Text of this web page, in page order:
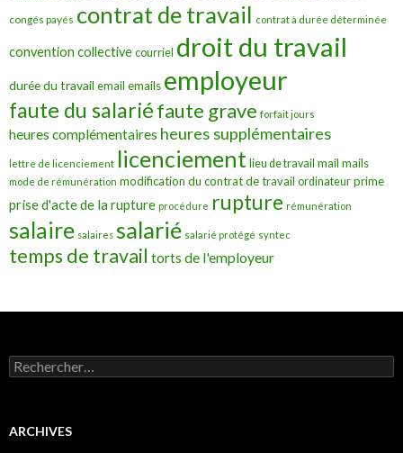
congés payés contrat de travail contrat à durée déterminée
convention collective courriel droit du travail
durée du travail email emails employeur
faute du salariéfaute grave forfait jours
heures complémentaires heures supplémentaires
lettre de licenciement licenciement lieu de travail mail mails
mode de rémunération modification du contrat de travail ordinateur prime
prise d'acte de la rupture procédure rupture rémunération
salaire salaires salarié salarié protégé syntec
temps de travail torts de l'employeur
Rechercher :
ARCHIVES